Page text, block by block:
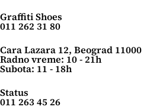
Graffiti Shoes
011 262 31 80
Cara Lazara 12, Beograd 11000
Radno vreme: 10 - 21h
Subota: 11 - 18h
Status
011 263 45 26